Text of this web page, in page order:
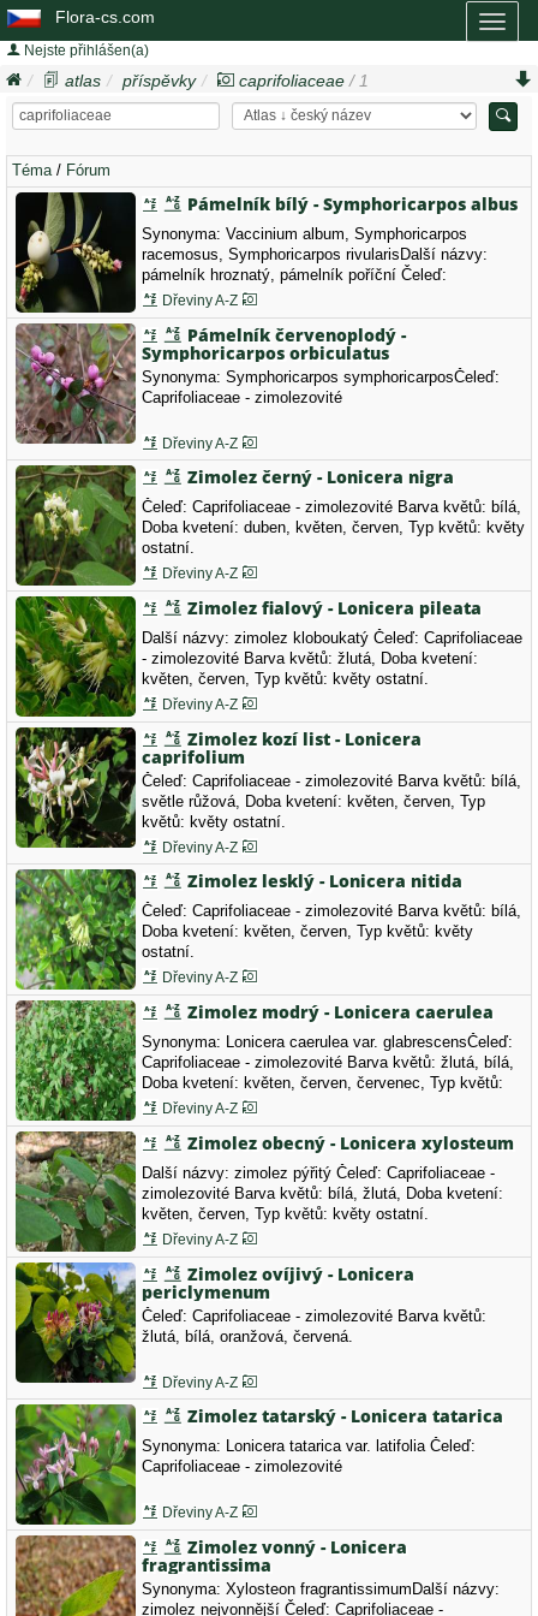
Flora-cs.com
Nejste přihlášen(a)
atlas příspěvky caprifoliaceae / 1
Téma / Fórum
Pámelník bílý - Symphoricarpos albus
Synonyma: Vaccinium album, Symphoricarpos
racemosus, Symphoricarpos rivularisDalší názvy:
pámelník hroznatý, pámelník poříční Čeleď:
Caprifoliaceae - zimolezovité
Dřeviny A-Z
Pámelník červenoplodý -
Symphoricarpos orbiculatus
Synonyma: Symphoricarpos symphoricarposČeleď:
Caprifoliaceae - zimolezovité
Dřeviny A-Z
Zimolez černý - Lonicera nigra
Čeleď: Caprifoliaceae - zimolezovité Barva květů: bílá,
Doba kvetení: duben, květen, červen, Typ květů: květy
ostatní.
Dřeviny A-Z
Zimolez fialový - Lonicera pileata
Další názvy: zimolez kloboukatý Čeleď: Caprifoliaceae
- zimolezovité Barva květů: žlutá, Doba kvetení:
květen, červen, Typ květů: květy ostatní.
Dřeviny A-Z
Zimolez kozí list - Lonicera
caprifolium
Čeleď: Caprifoliaceae - zimolezovité Barva květů: bílá,
světle růžová, Doba kvetení: květen, červen, Typ
květů: květy ostatní.
Dřeviny A-Z
Zimolez lesklý - Lonicera nitida
Čeleď: Caprifoliaceae - zimolezovité Barva květů: bílá,
Doba kvetení: květen, červen, Typ květů: květy
ostatní.
Dřeviny A-Z
Zimolez modrý - Lonicera caerulea
Synonyma: Lonicera caerulea var. glabrescensČeleď:
Caprifoliaceae - zimolezovité Barva květů: žlutá, bílá,
Doba kvetení: květen, červen, červenec, Typ květů:
květy ostatní.
Dřeviny A-Z
Zimolez obecný - Lonicera xylosteum
Další názvy: zimolez pýřitý Čeleď: Caprifoliaceae -
zimolezovité Barva květů: bílá, žlutá, Doba kvetení:
květen, červen, Typ květů: květy ostatní.
Dřeviny A-Z
Zimolez ovíjivý - Lonicera
periclymenum
Čeleď: Caprifoliaceae - zimolezovité Barva květů:
žlutá, bílá, oranžová, červená.
Dřeviny A-Z
Zimolez tatarský - Lonicera tatarica
Synonyma: Lonicera tatarica var. latifolia Čeleď:
Caprifoliaceae - zimolezovité
Dřeviny A-Z
Zimolez vonný - Lonicera
fragrantissima
Synonyma: Xylosteon fragrantissimumDalší názvy:
zimolez nejvonnější Čeleď: Caprifoliaceae -